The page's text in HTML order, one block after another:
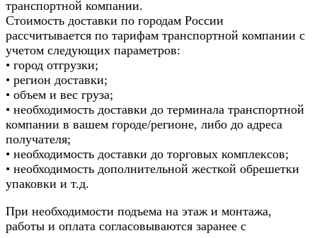
транспортной компании.
Стоимость доставки по городам России
рассчитывается по тарифам транспортной компании с
учетом следующих параметров:
• город отгрузки;
• регион доставки;
• объем и вес груза;
• необходимость доставки до терминала транспортной
компании в вашем городе/регионе, либо до адреса
получателя;
• необходимость доставки до торговых комплексов;
• необходимость дополнительной жесткой обрешетки
упаковки и т.д.
При необходимости подъема на этаж и монтажа,
работы и оплата согласовываются заранее с